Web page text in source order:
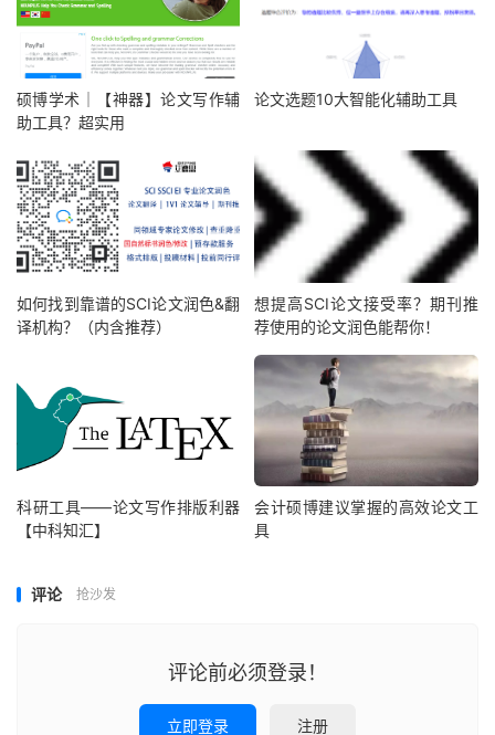
硕博学术｜【神器】论文写作辅
助工具？超实用
论文选题10大智能化辅助工具
如何找到靠谱的SCI论文润色&翻
译机构？（内含推荐）
想提高SCI论文接受率？期刊推
荐使用的论文润色能帮你！
科研工具——论文写作排版利器
【中科知汇】
会计硕博建议掌握的高效论文工
具
评论 抢沙发
评论前必须登录！
立即登录 注册